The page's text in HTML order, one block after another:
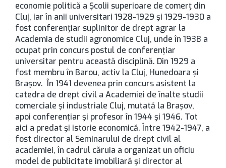
economie politică a Școlii superioare de comerț din
Cluj, iar în anii universitari 1928-1929 și 1929-1930 a
fost conferențiar suplinitor de drept agrar la
Academia de studii agronomice Cluj, unde în 1938 a
ocupat prin concurs postul de conferențiar
universitar pentru această disciplină. Din 1929 a
fost membru în Barou, activ la Cluj, Hunedoara și
Brașov. În 1941 devenea prin concurs asistent la
catedra de drept civil a Academiei de înalte studii
comerciale și industriale Cluj, mutată la Brașov,
apoi conferențiar și profesor în 1944 și 1946. Tot
aici a predat și istorie economică. Între 1942-1947, a
fost director al Seminarului de drept civil al
academiei, în cadrul căruia a organizat un oficiu
model de publicitate imobiliară și director al